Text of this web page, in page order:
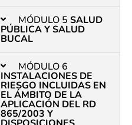
MÓDULO 5SALUD
PÚBLICA Y SALUD
BUCAL
MÓDULO 6
INSTALACIONES DE
RIESGO INCLUIDAS EN
EL ÁMBITO DE LA
APLICACIÓN DEL RD
865/2003 Y